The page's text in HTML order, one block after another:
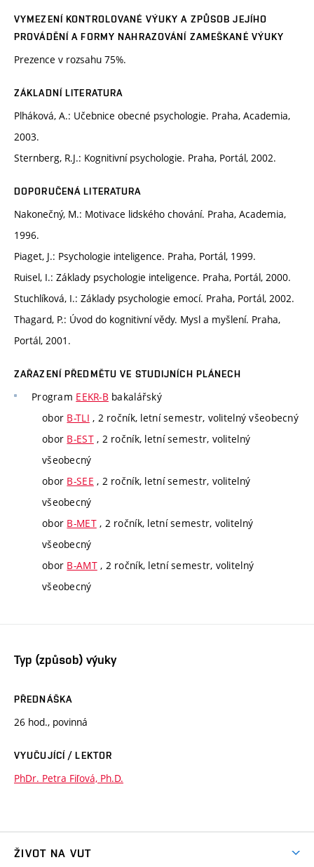
VYMEZENÍ KONTROLOVANÉ VÝUKY A ZPŮSOB JEJÍHO
PROVÁDĚNÍ A FORMY NAHRAZOVÁNÍ ZAMEŠKANÉ VÝUKY
Prezence v rozsahu 75%.
ZÁKLADNÍ LITERATURA
Plháková, A.: Učebnice obecné psychologie. Praha, Academia,
2003.
Sternberg, R.J.: Kognitivní psychologie. Praha, Portál, 2002.
DOPORUČENÁ LITERATURA
Nakonečný, M.: Motivace lidského chování. Praha, Academia,
1996.
Piaget, J.: Psychologie inteligence. Praha, Portál, 1999.
Ruisel, I.: Základy psychologie inteligence. Praha, Portál, 2000.
Stuchlíková, I.: Základy psychologie emocí. Praha, Portál, 2002.
Thagard, P.: Úvod do kognitivní vědy. Mysl a myšlení. Praha,
Portál, 2001.
ZAŘAZENÍ PŘEDMĚTU VE STUDIJNÍCH PLÁNECH
Program EEKR-B bakalářský
obor B-TLI , 2 ročník, letní semestr, volitelný všeobecný
obor B-EST, 2 ročník, letní semestr, volitelný
všeobecný
obor B-SEE , 2 ročník, letní semestr, volitelný
všeobecný
obor B-MET, 2 ročník, letní semestr, volitelný
všeobecný
obor B-AMT, 2 ročník, letní semestr, volitelný
všeobecný
Typ (způsob) výuky
PŘEDNÁŠKA
26 hod., povinná
VYUČUJÍCÍ / LEKTOR
PhDr. Petra Fiľová, Ph.D.
ŽIVOT NA VUT